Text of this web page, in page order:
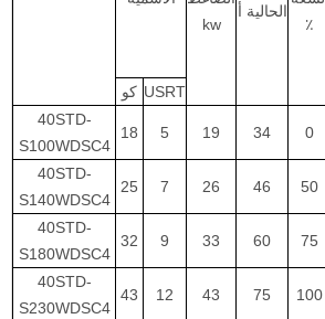
kw
الحالية أ
٪
كو USRT
40STD-
S100WDSC4
18 5 19 34 0
40STD-
S140WDSC4
25 7 26 46 50
40STD-
S180WDSC4
32 9 33 60 75
40STD-
S230WDSC4
43 12 43 75 100